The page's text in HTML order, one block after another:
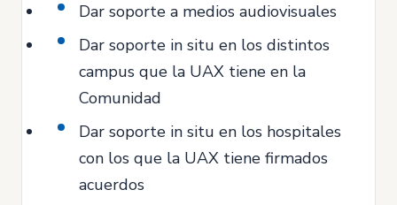
Dar soporte a medios audiovisuales
Dar soporte in situ en los distintos
campus que la UAX tiene en la
Comunidad
Dar soporte in situ en los hospitales
con los que la UAX tiene firmados
acuerdos